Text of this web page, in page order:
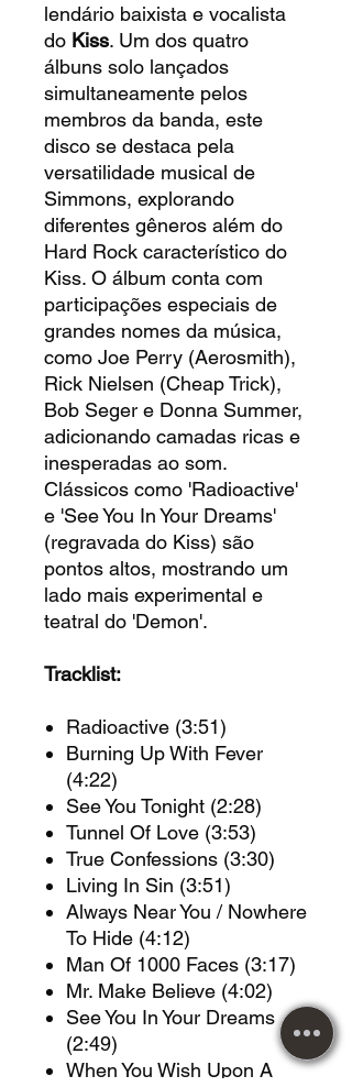
lendário baixista e vocalista
do Kiss. Um dos quatro
álbuns solo lançados
simultaneamente pelos
membros da banda, este
disco se destaca pela
versatilidade musical de
Simmons, explorando
diferentes gêneros além do
Hard Rock característico do
Kiss. O álbum conta com
participações especiais de
grandes nomes da música,
como Joe Perry (Aerosmith),
Rick Nielsen (Cheap Trick),
Bob Seger e Donna Summer,
adicionando camadas ricas e
inesperadas ao som.
Clássicos como 'Radioactive'
e 'See You In Your Dreams'
(regravada do Kiss) são
pontos altos, mostrando um
lado mais experimental e
teatral do 'Demon'.
Tracklist:
Radioactive (3:51)
Burning Up With Fever
(4:22)
See You Tonight (2:28)
Tunnel Of Love (3:53)
True Confessions (3:30)
Living In Sin (3:51)
Always Near You / Nowhere
To Hide (4:12)
Man Of 1000 Faces (3:17)
Mr. Make Believe (4:02)
See You In Your Dreams
(2:49)
When You Wish Upon A